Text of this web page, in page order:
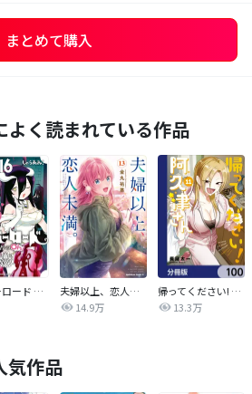
まとめて購入
よく読まれている作品
オーバーロード 不死者のOh!
夫婦以上、恋人未満。【分冊版】
14.9万
帰ってください! 阿久津さん【分冊版】
13.3万
気作品